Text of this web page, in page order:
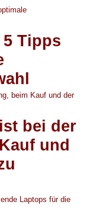
Tipps
bei der
und